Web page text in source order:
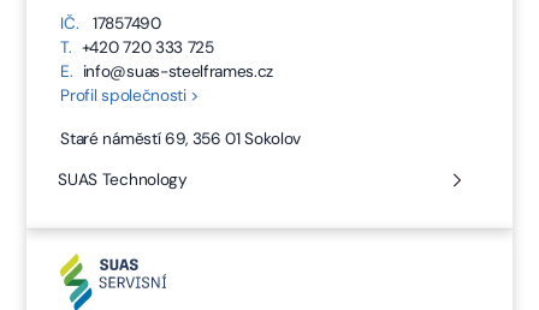
IČ.
17857490
T. +420 720 333 725
E. info@suas-steelframes.cz
Profil společnosti >
Staré náměstí 69, 356 01 Sokolov
SUAS Technology